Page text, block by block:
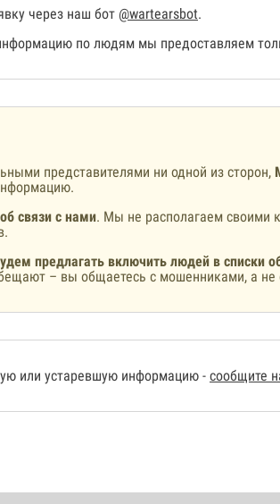
через наш бот @wartearsbot.
по людям мы предоставляем
представителями ни одной из сторон,
связи с нами. Мы не располагаем своими
предлагать включить людей в списки
– вы общаетесь с мошенниками, а не
или устаревшую информацию - сообщите